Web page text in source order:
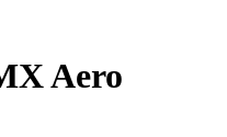
Aero